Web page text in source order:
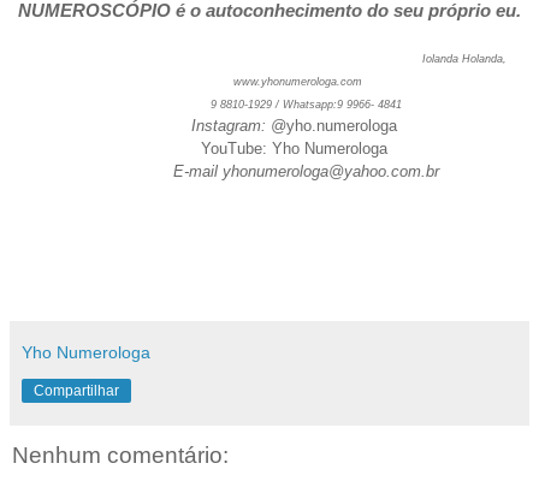
NUMEROSCÓPIO é o autoconhecimento do seu próprio eu.
Iolanda Holanda,
www.yhonumerologa.com
9 8810-1929 / Whatsapp:9 9966- 4841
Instagram: @yho.numerologa
YouTube: Yho Numerologa
E-mail yhonumerologa@yahoo.com.br
Yho Numerologa
Compartilhar
Nenhum comentário: